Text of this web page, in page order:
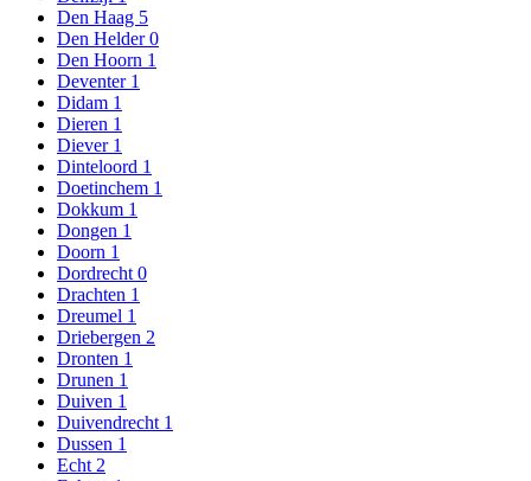
Den Haag 5
Den Helder0
Den Hoorn 1
Deventer 1
Didam 1
Dieren 1
Diever 1
Dinteloord 1
Doetinchem 1
Dokkum 1
Dongen 1
Doorn 1
Dordrecht 0
Drachten 1
Dreumel 1
Driebergen 2
Dronten 1
Drunen 1
Duiven 1
Duivendrecht 1
Dussen 1
Echt 2